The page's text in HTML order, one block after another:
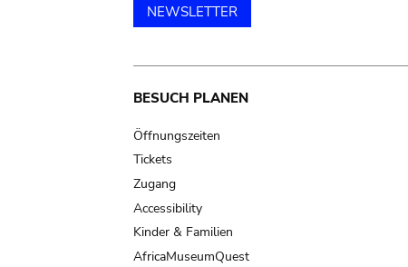
NEWSLETTER
Main
navigation
BESUCH PLANEN
Öffnungszeiten
Tickets
Zugang
Accessibility
Kinder & Familien
AfricaMuseumQuest